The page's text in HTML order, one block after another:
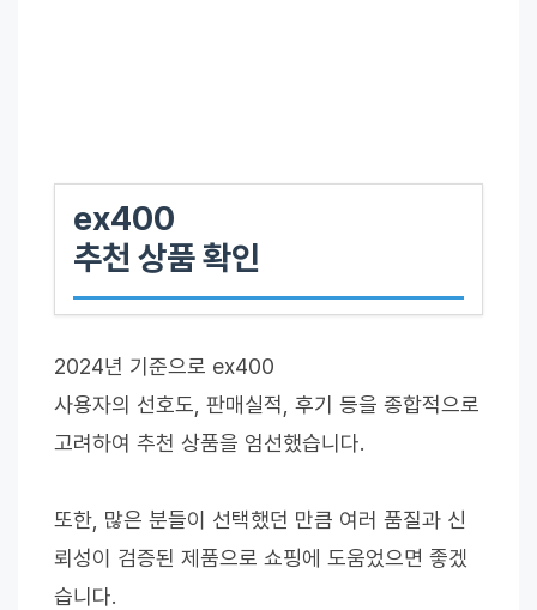
ex400
추천 상품 확인
2024년 기준으로 ex400
사용자의 선호도, 판매실적, 후기 등을 종합적으로
고려하여 추천 상품을 엄선했습니다.
또한, 많은 분들이 선택했던 만큼 여러 품질과 신
뢰성이 검증된 제품으로 쇼핑에 도움었으면 좋겠
습니다.